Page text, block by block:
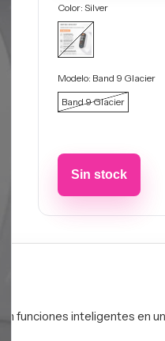
Color: Silver
Modelo: Band 9 Glacier
Band 9 Glacier
funciones inteligentes en